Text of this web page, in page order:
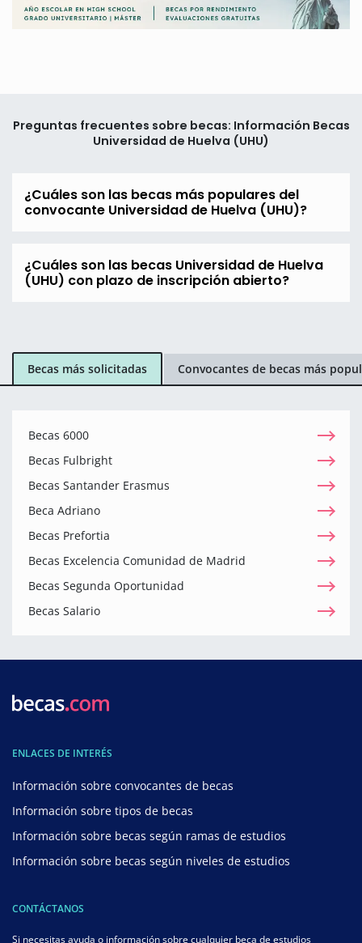
Preguntas frecuentes sobre becas: Información Becas
Universidad de Huelva (UHU)
¿Cuáles son las becas más populares del
convocante Universidad de Huelva (UHU)?
¿Cuáles son las becas Universidad de Huelva
(UHU) con plazo de inscripción abierto?
Becas más solicitadas Convocantes de becas más
Becas 6000
Becas Fulbright
Becas Santander Erasmus
Beca Adriano
Becas Prefortia
Becas Excelencia Comunidad de Madrid
Becas Segunda Oportunidad
Becas Salario
ENLACES DE INTERÉS
Información sobre convocantes de becas
Información sobre tipos de becas
Información sobre becas según ramas de estudios
Información sobre becas según niveles de estudios
CONTÁCTANOS
Si necesitas ayuda o información sobre cualquier beca de estudios